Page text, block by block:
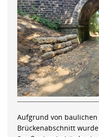
Aufgrund von
Brückenabschnitt